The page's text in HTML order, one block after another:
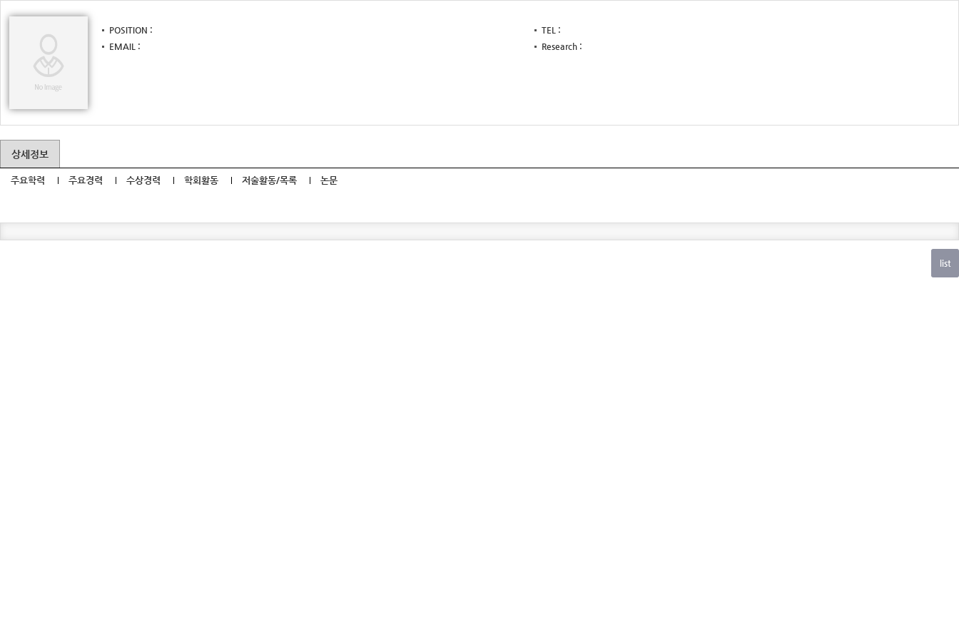
POSITION
TEL
EMAIL
Research
상세정보
주요학력 주요경력 수상경력 학회활동 저술활동/목록 논문